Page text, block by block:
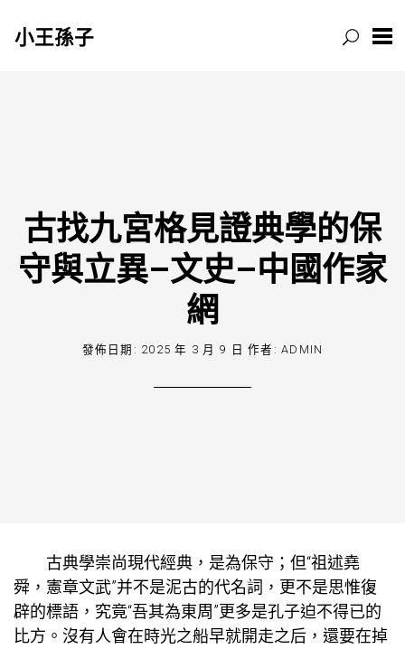
小王孫子
古找九宮格見證典學的保
守與立異–文史–中國作家
網
發佈日期: 2025 年 3 月 9 日 作者:ADMIN
古典學崇尚現代經典，是為保守；但“祖述堯
舜，憲章文武”并不是泥古的代名詞，更不是思惟復
辟的標語，究竟“吾其為東周”更多是孔子迫不得已的
比方。沒有人會在時光之船早就開走之后，還要在掉